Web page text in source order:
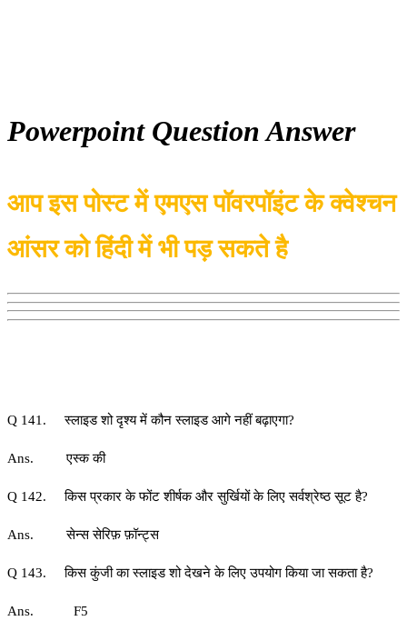
Powerpoint Question Answer
आप इस पोस्ट में एमएस पॉवरपॉइंट के क्वेश्चन
आंसर को हिंदी में भी पड़सकते है
Q 141. स्लाइड शो दृश्य में कौन स्लाइड आगे नहीं बढ़ाएगा?
Ans. एस्क की
Q 142. किस प्रकार के फोंट शीर्षक और सुर्खियों के लिए सर्वश्रेष्ठ सूट है?
Ans. सेन्स सेरिफ़ फ़ॉन्ट्स
Q 143. किस कुंजी का स्लाइड शो देखने के लिए उपयोग किया जा सकता है?
Ans. F5